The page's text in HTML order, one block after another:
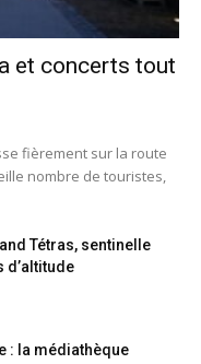
et concerts tout
fièrement sur la route
nombre de touristes,
Tétras, sentinelle
d’altitude
: la médiathèque